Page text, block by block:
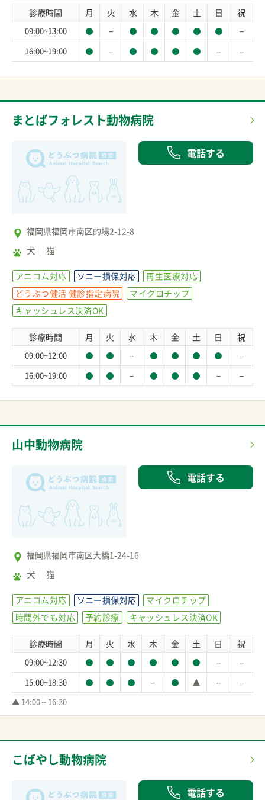
診療時間 月 火 水 木 金 土 日 祝
09:00~13:00 － －
16:00~19:00 － － －
まとばフォレスト動物病院
電話する
福岡県福岡市南区的場2-12-8
犬 猫
アニコム対応 ソニー損保対応
再生医療対応
どうぶつ健活 健診指定病院
マイクロチップ
キャッシュレス決済OK
診療時間 月 火 水 木 金 土 日 祝
09:00~12:00 － －
16:00~19:00 － － －
山中動物病院
電話する
福岡県福岡市南区大橋1-24-16
犬 猫
アニコム対応 ソニー損保対応
マイクロチップ
時間外でも対応
予約診療 キャッシュレス決済OK
診療時間 月 火 水 木 金 土 日 祝
09:00~12:30 － －
15:00~18:30 － － －
▲ 14:00～16:30
こばやし動物病院
電話する